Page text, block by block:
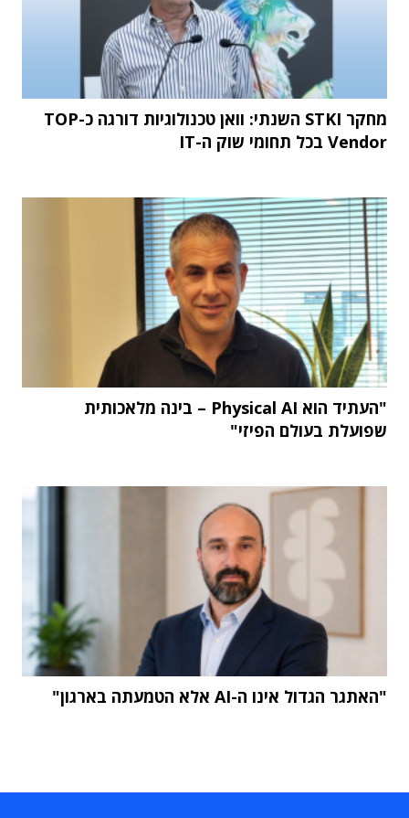
מחקר STKI השנתי: וואן טכנולוגיות דורגה כ-TOP
Vendor בכל תחומי שוק ה-IT
"העתיד הוא Physical AI – בינה מלאכותית
שפועלת בעולם הפיזי"
"האתגר הגדול אינו ה-AI אלא הטמעתה בארגון"